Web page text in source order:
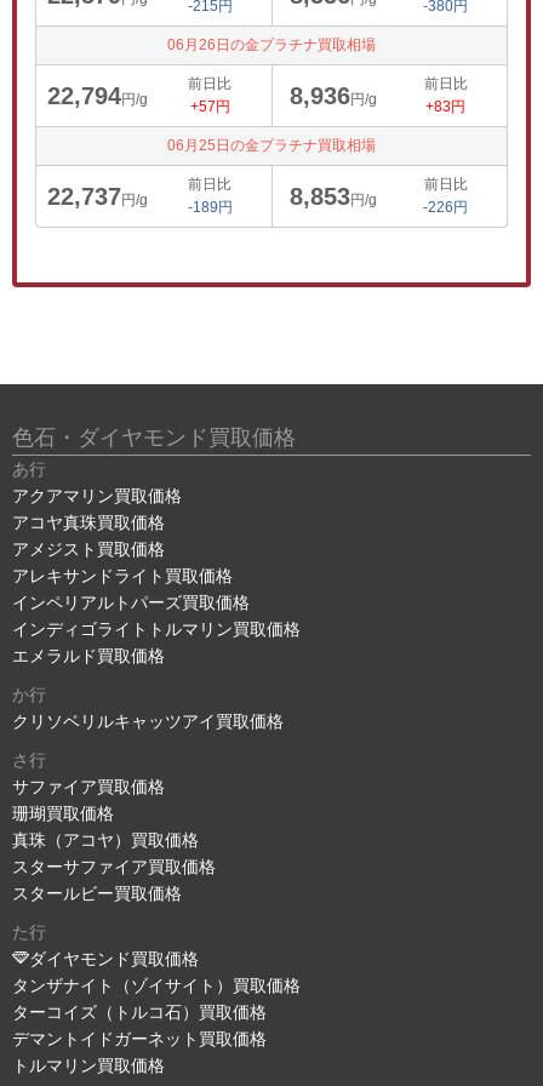
-215円 -380円
06月26日の金プラチナ買取相場
22,794円/g
前日比
+57円
8,936円/g
前日比
+83円
06月25日の金プラチナ買取相場
22,737円/g
前日比
-189円
8,853円/g
前日比
-226円
色石・ダイヤモンド買取価格
あ行
アクアマリン買取価格
アコヤ真珠買取価格
アメジスト買取価格
アレキサンドライト買取価格
インペリアルトパーズ買取価格
インディゴライトトルマリン買取価格
エメラルド買取価格
か行
クリソベリルキャッツアイ買取価格
さ行
サファイア買取価格
珊瑚買取価格
真珠（アコヤ）買取価格
スターサファイア買取価格
スタールビー買取価格
た行
ダイヤモンド買取価格
タンザナイト（ゾイサイト）買取価格
ターコイズ（トルコ石）買取価格
デマントイドガーネット買取価格
トルマリン買取価格